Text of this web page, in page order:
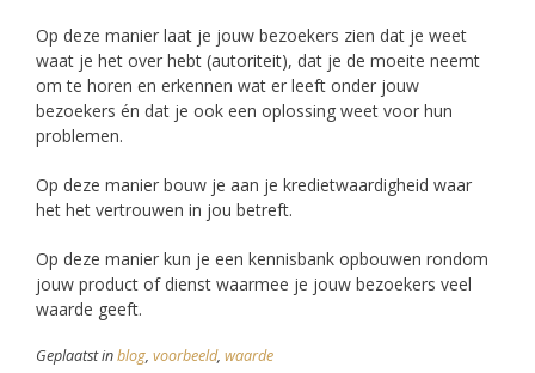
Op deze manier laat je jouw bezoekers zien dat je weet
waat je het over hebt (autoriteit), dat je de moeite neemt
om te horen en erkennen wat er leeft onder jouw
bezoekers én dat je ook een oplossing weet voor hun
problemen.
Op deze manier bouw je aan je kredietwaardigheid waar
het het vertrouwen in jou betreft.
Op deze manier kun je een kennisbank opbouwen rondom
jouw product of dienst waarmee je jouw bezoekers veel
waarde geeft.
Geplaatst inblog, voorbeeld, waarde